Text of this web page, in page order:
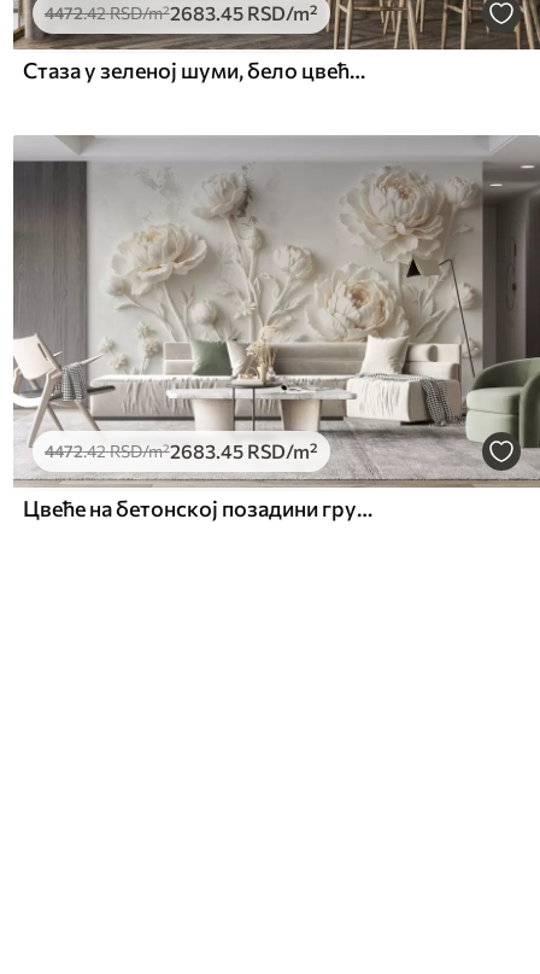
4472.42RSD/m²2683.45 RSD/m²
Стаза у зеленој шуми, бело цвеће, сунчева светлост, цртеж у акрилном стилу
4472.42RSD/m²2683.45 RSD/m²
Цвеће на бетонској позадини грунге стилу